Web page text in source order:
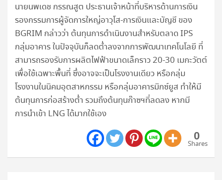
นายนพเดช กรรณสูต ประธานเจ้าหน้าที่บริหารด้านการเงิน
รองกรรมการผู้จัดการใหญ่อาวุโส-การเงินและบัญชี ของ
BGRIM กล่าวว่า ต้นทุนการดำเนินงานสำหรับตลาด IPS
กลุ่มอาคาร ในปัจจุบันก็ลดต่ำลงจากการพัฒนาเทคโนโลยี ที่
สามารถรองรับการผลิตไฟฟ้าขนาดเล็กราว 20-30 เมกะวัตต์
เพื่อใช้เฉพาะพื้นที่ ซึ่งอาจจะเป็นโรงงานเดียว หรือกลุ่ม
โรงงานในนิคมอุตสาหกรรม หรือกลุ่มอาคารมิกซ์ยูส ทำให้มี
ต้นทุนการก่อสร้างต่ำ รวมถึงต้นทุนก๊าซฯที่ลดลง หากมี
การนำเข้า LNG ได้มากใช้เอง
0
Shares